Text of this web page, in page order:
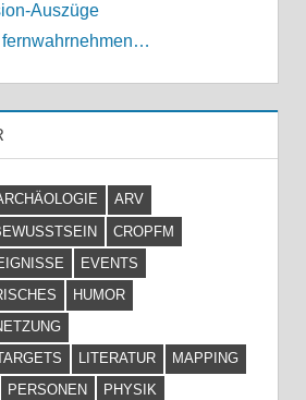
Auszüge
ARV
CROPFM
EVENTS
HUMOR
LITERATUR
MAPPING
PERSONEN
PHYSIK